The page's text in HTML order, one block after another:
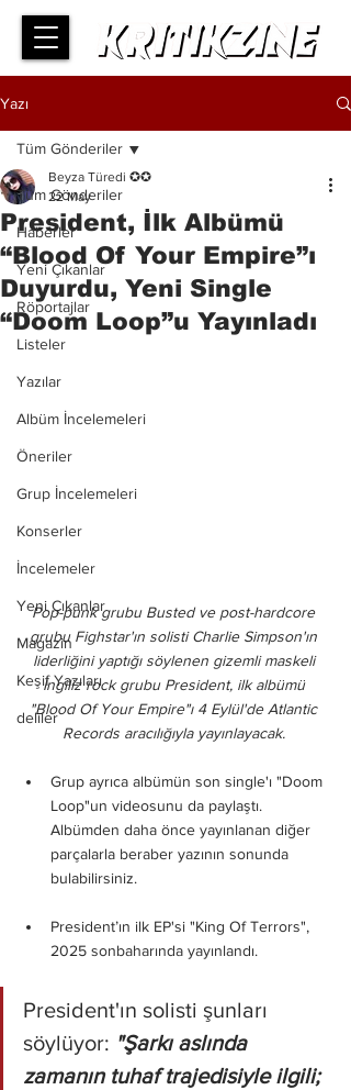
Yazı
Tüm Gönderiler
Haberler
Yeni Çıkanlar
Röportajlar
Listeler
Yazılar
Albüm İncelemeleri
Öneriler
Grup İncelemeleri
Konserler
İncelemeler
Yeni Çıkanlar
Magazin
Keşif Yazıları
deliler
Tüm Gönderiler
President, İlk Albümü
“Blood Of Your Empire”ı
Duyurdu, Yeni Single
“Doom Loop”u Yayınladı
Beyza Türedi ✪✪
22 May
Pop-punk grubu Busted ve post-hardcore
grubu Fighstar'ın solisti Charlie Simpson'ın
liderliğini yaptığı söylenen gizemli maskeli
İngiliz rock grubu President, ilk albümü
"Blood Of Your Empire"ı 4 Eylül'de Atlantic
Records aracılığıyla yayınlayacak.
Grup ayrıca albümün son single'ı "Doom
Loop"un videosunu da paylaştı.
Albümden daha önce yayınlanan diğer
parçalarla beraber yazının sonunda
bulabilirsiniz.
President’ın ilk EP'si "King Of Terrors",
2025 sonbaharında yayınlandı.
President'ın solisti şunları
söylüyor: "Şarkı aslında
zamanın tuhaf trajedisiyle ilgili;